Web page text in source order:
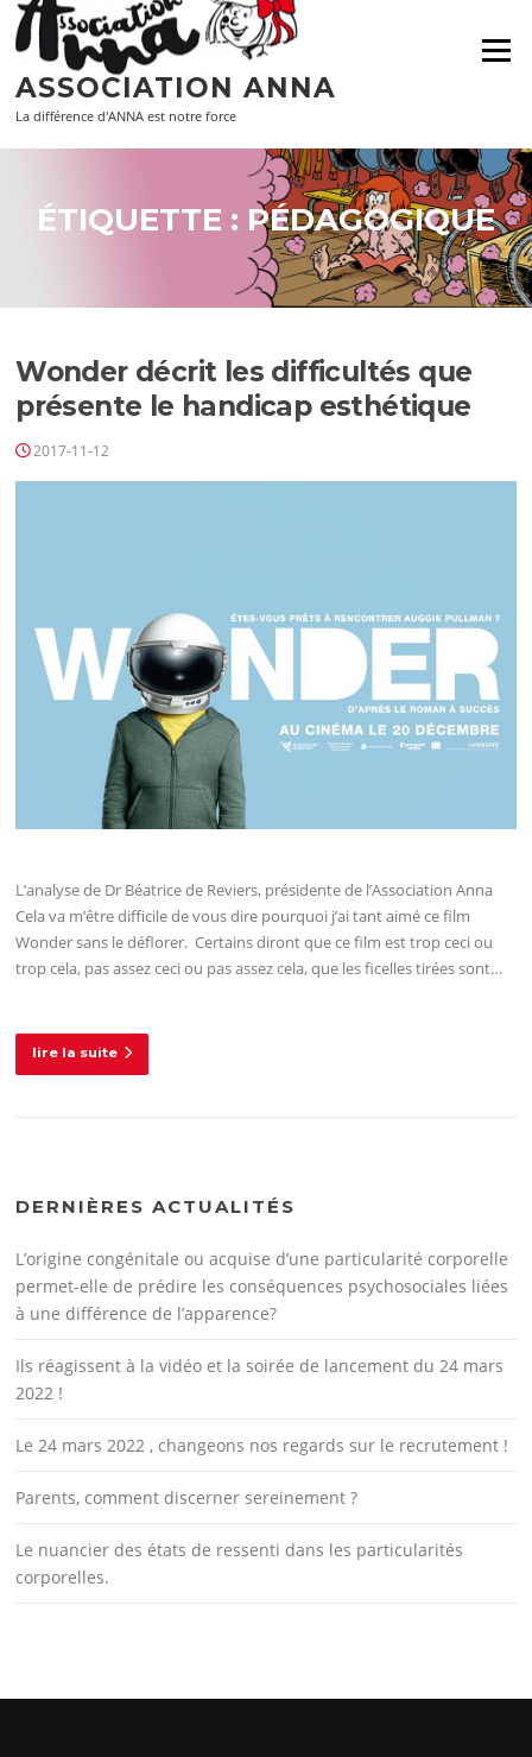
Aller
au
contenu
ASSOCIATION ANNA
La différence d'ANNA est notre force
Menu
ÉTIQUETTE : PÉDAGOGIQUE
Wonder décrit les difficultés que
présente le handicap esthétique
2017-11-12
L’analyse de Dr Béatrice de Reviers, présidente de l’Association Anna
Cela va m’être difficile de vous dire pourquoi j’ai tant aimé ce film
Wonder sans le déflorer. Certains diront que ce film est trop ceci ou
trop cela, pas assez ceci ou pas assez cela, que les ficelles tirées sont…
lire la suite
DERNIÈRES ACTUALITÉS
L’origine congénitale ou acquise d’une particularité corporelle
permet-elle de prédire les conséquences psychosociales liées
à une différence de l’apparence?
Ils réagissent à la vidéo et la soirée de lancement du 24 mars
2022 !
Le 24 mars 2022 , changeons nos regards sur le recrutement !
Parents, comment discerner sereinement ?
Le nuancier des états de ressenti dans les particularités
corporelles.